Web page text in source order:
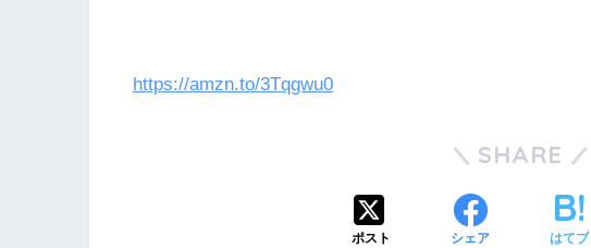
https://amzn.to/3Tqgwu0
SHARE
ポスト シェア はてブ